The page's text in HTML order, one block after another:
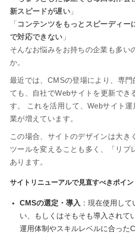
新スピードが遅い」
「 コンテンツをもっとスピーディー
で対応できない 」
そんなお悩みをお持ちの企業も多い
か。
最近では、CMSの登場により、専門
ても、自社でWebサイトを更新でき
す。 これを活用して、Webサイト
業が増えています。
この場合、サイトのデザインは大き
ツールを変えることも多く、「リプ
あります。
サイトリニューアルで見直すべきポイン
CMSの選定・導入 ：現在使用し
い、もしくはそもそも導入されて
運用体制やスキルレベルに合った